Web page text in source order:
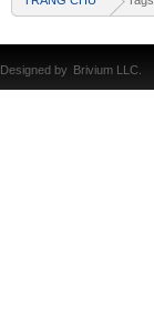
Designed by Brivium LLC.